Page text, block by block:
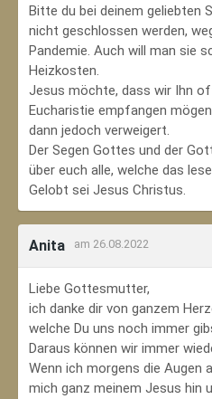
Bitte du bei deinem geliebten
nicht geschlossen werden,
Pandemie. Auch will man sie
Heizkosten.
Jesus möchte, dass wir Ihn
Eucharistie empfangen
dann jedoch verweigert.
Der Segen Gottes und der
über euch alle, welche das
Gelobt sei Jesus Christus.
Anita am 26.08.2022
Liebe Gottesmutter,
ich danke dir von ganzem
welche Du uns noch immer
Daraus können wir immer
Wenn ich morgens die Augen
mich ganz meinem Jesus hin